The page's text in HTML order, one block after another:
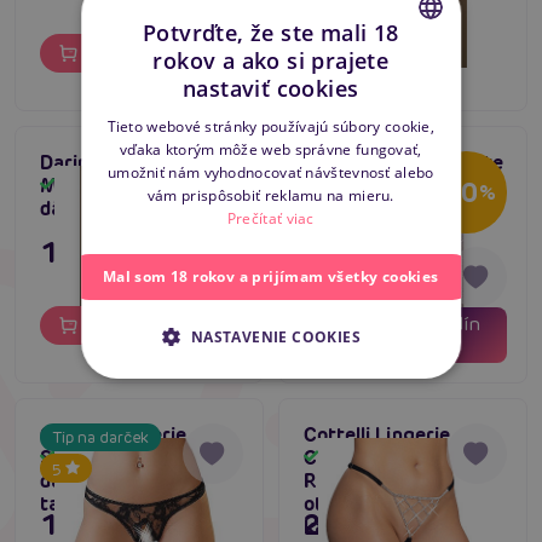
Do košíka Do košíka
Daring Ultra Sexy
Mesh Bodysuit,
dámske body
Skladom
11,80 €
Tip na darček
Akcia
-20%
hodín
Passion MT004 white
Skladom
4,12 €
Do košíka
Tip na darček
5
Cottelli Lingerie
String (C2320002),
dámska čipkované
tangá s prestrihom
Skladom
11,80 €
Cottelli Lingerie
Crotchless String
Rhinestones (S-L),
otvorené tangá s
kamienkami
Skladom
23,80 €
CZECH
ENGLISH
Potvrďte, že ste mali 18
rokov a ako si prajete
nastaviť cookies
Tieto webové stránky používajú súbory cookie,
vďaka ktorým môže web správne fungovať,
umožniť nám vyhodnocovať návštevnosť alebo
vám prispôsobiť reklamu na mieru.
Prečítať viac
Mal som 18 rokov a prijímam všetky cookies
NASTAVENIE COOKIES